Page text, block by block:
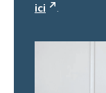
ici
.